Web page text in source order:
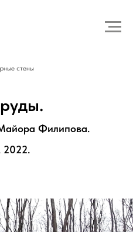
стены
Филипова.
2022.